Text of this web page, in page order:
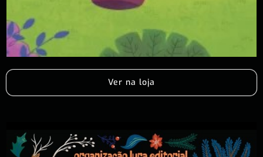
Ver na loja